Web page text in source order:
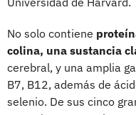
No solo contiene
colina, una sustancia
cerebral, y una amplia
B7, B12, además de
selenio. De sus cinco